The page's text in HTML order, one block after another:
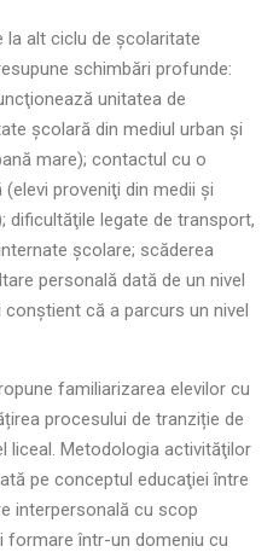
alt ciclu de şcolaritate
schimbări profunde:
unitatea de
şcolară din mediul urban şi
mare); contactul cu o
proveniţi din medii şi
dificultăţile legate de transport,
şcolare; scăderea
personală dată de un nivel
că a parcurs un nivel
familiarizarea elevilor cu
procesului de tranziție de
liceal. Metodologia activităţilor
pe conceptul educaţiei între
interpersonală cu scop
formare într-un domeniu cu